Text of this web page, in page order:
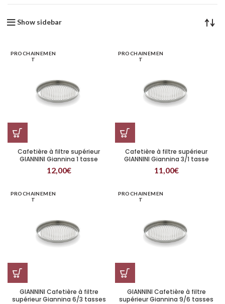
Show sidebar
PROCHAINEMEN
T
Cafetière à filtre supérieur
GIANNINI Giannina 1 tasse
12,00€
PROCHAINEMEN
T
Cafetière à filtre supérieur
GIANNINI Giannina 3/1 tasse
11,00€
PROCHAINEMEN
T
GIANNINI Cafetière à filtre
supérieur Giannina 6/3 tasses
PROCHAINEMEN
T
GIANNINI Cafetière à filtre
supérieur Giannina 9/6 tasses